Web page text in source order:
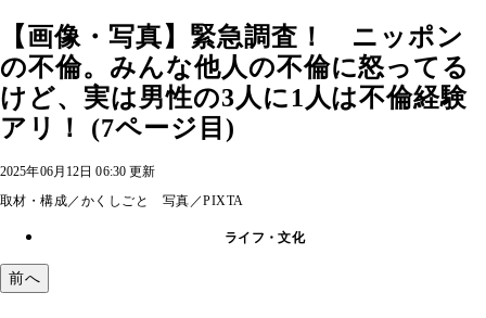
【画像・写真】緊急調査！ ニッポン
の不倫。みんな他人の不倫に怒ってる
けど、実は男性の3人に1人は不倫経験
アリ！ (7ページ目)
2025年06月12日 06:30 更新
取材・構成／かくしごと 写真／PIXTA
ライフ・文化
前へ